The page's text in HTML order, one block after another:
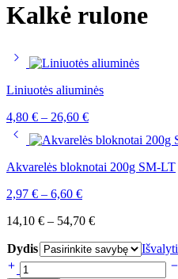
Kalkė rulone
Liniuotės aliuminės
4,80 € – 26,60 €
Akvarelės bloknotai 200g SM-LT
2,97 € – 6,60 €
14,10 € – 54,70 €
Dydis Išvalyti